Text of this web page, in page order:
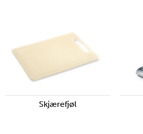
Skjærefjøl